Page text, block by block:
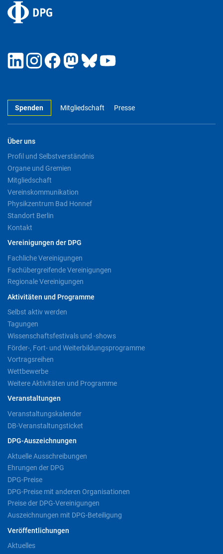
Spenden Mitgliedschaft Presse
Über uns
Profil und Selbstverständnis
Organe und Gremien
Mitgliedschaft
Vereinskommunikation
Physikzentrum Bad Honnef
Standort Berlin
Kontakt
Vereinigungen der DPG
Fachliche Vereinigungen
Fachübergreifende Vereinigungen
Regionale Vereinigungen
Aktivitäten und Programme
Selbst aktiv werden
Tagungen
Wissenschaftsfestivals und -shows
Förder-, Fort- und Weiterbildungsprogramme
Vortragsreihen
Wettbewerbe
Weitere Aktivitäten und Programme
Veranstaltungen
Veranstaltungskalender
DB-Veranstaltungsticket
DPG-Auszeichnungen
Aktuelle Ausschreibungen
Ehrungen der DPG
DPG-Preise
DPG-Preise mit anderen Organisationen
Preise der DPG-Vereinigungen
Auszeichnungen mit DPG-Beteiligung
Veröffentlichungen
Aktuelles